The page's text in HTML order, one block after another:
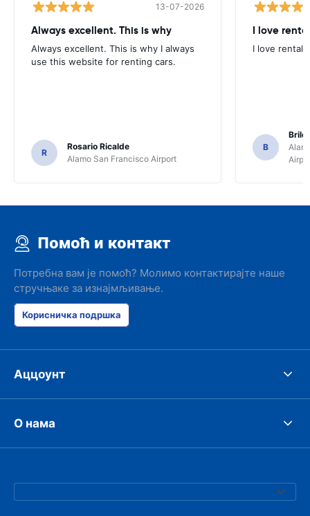
13-07-2026
Always excellent. This is why
Always excellent. This is why I always
use this website for renting cars.
R
Rosario Ricalde
Alamo San Francisco Airport
I love
I love rental
B
Помоћ и контакт
Потребна вам је помоћ? Молимо контактирајте наше
стручњаке за изнајмљивање.
Корисничка подршка
Аццоунт
О нама